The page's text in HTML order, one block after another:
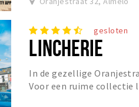
gesloten
LINCHERIE
In de gezellige
Voor een ruime collectie